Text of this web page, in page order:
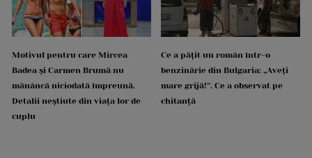
Motivul pentru care Mircea
Badea și Carmen Brumă nu
mănâncă niciodată împreună.
Detalii neștiute din viața lor de
cuplu
Ce a pățit un român într-o
benzinărie din Bulgaria: „Aveți
mare grijă!”. Ce a observat pe
chitanță